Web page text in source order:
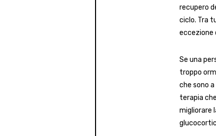
recupero
ciclo. Tra
eccezione
Se una
troppo
che sono
terapia
migliorare